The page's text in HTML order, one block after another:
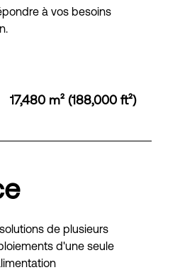
à vos besoins
17,480 m² (188,000 ft²)
de plusieurs
d'une seule